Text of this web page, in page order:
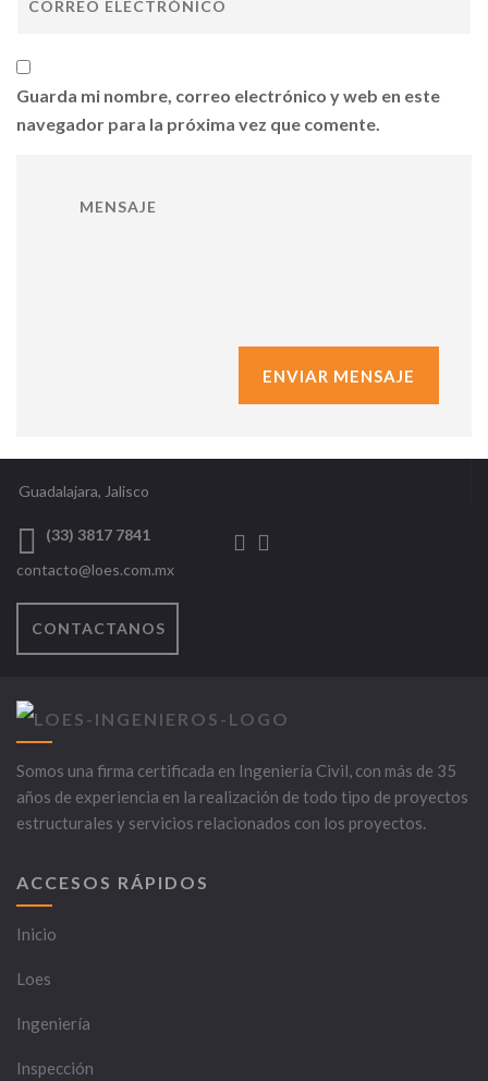
Guarda mi nombre, correo electrónico y web en este
navegador para la próxima vez que comente.
Guadalajara, Jalisco
(33) 3817 7841
contacto@loes.com.mx
CONTACTANOS
Somos una firma certificada en Ingeniería Civil, con más de 35
años de experiencia en la realización de todo tipo de proyectos
estructurales y servicios relacionados con los proyectos.
ACCESOS RÁPIDOS
Inicio
Loes
Ingeniería
Inspección